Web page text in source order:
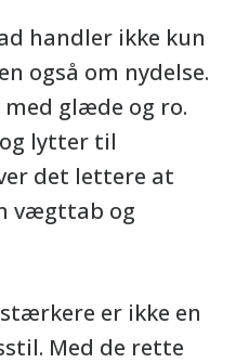
handler ikke kun
også om nydelse.
glæde og ro.
lytter til
det lettere at
vægttab og
er ikke en
Med de rette